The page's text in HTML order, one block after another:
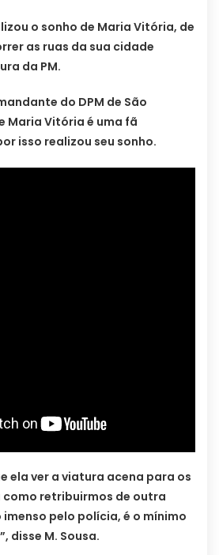
o sonho de Maria Vitória, de
as ruas da sua cidade
da PM.
do DPM de São
Maria Vitória é uma fã
isso realizou seu sonho.
ela ver a viatura acena para os
como retribuirmos de outra
pelo polícia, é o mínimo
disse M. Sousa.